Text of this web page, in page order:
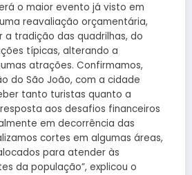
o maior evento já visto em
reavaliação orçamentária,
a tradição das quadrilhas, do
típicas, alterando a
atrações. Confirmamos,
do São João, com a cidade
tanto turistas quanto a
aos desafios financeiros
em decorrência das
cortes em algumas áreas,
para atender às
da população”, explicou o